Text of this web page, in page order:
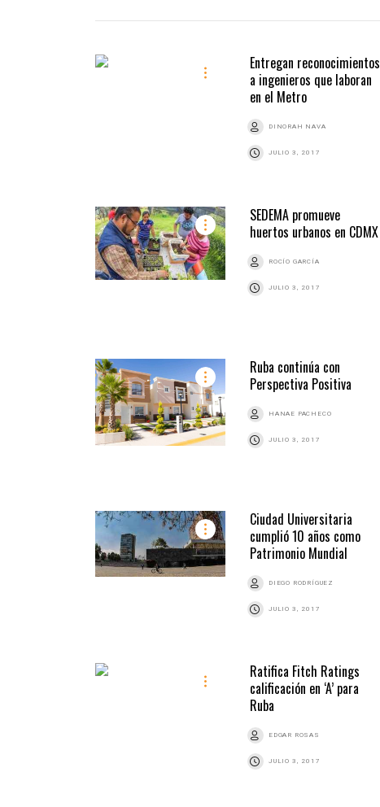
Entregan reconocimientos
a ingenieros que laboran
en el Metro
DINORAH NAVA
JULIO 3, 2017
SEDEMA promueve
huertos urbanos en CDMX
ROCÍO GARCÍA
JULIO 3, 2017
Ruba continúa con
Perspectiva Positiva
HANAE PACHECO
JULIO 3, 2017
Ciudad Universitaria
cumplió 10 años como
Patrimonio Mundial
DIEGO RODRÍGUEZ
JULIO 3, 2017
Ratifica Fitch Ratings
calificación en ‘A’ para
Ruba
EDGAR ROSAS
JULIO 3, 2017